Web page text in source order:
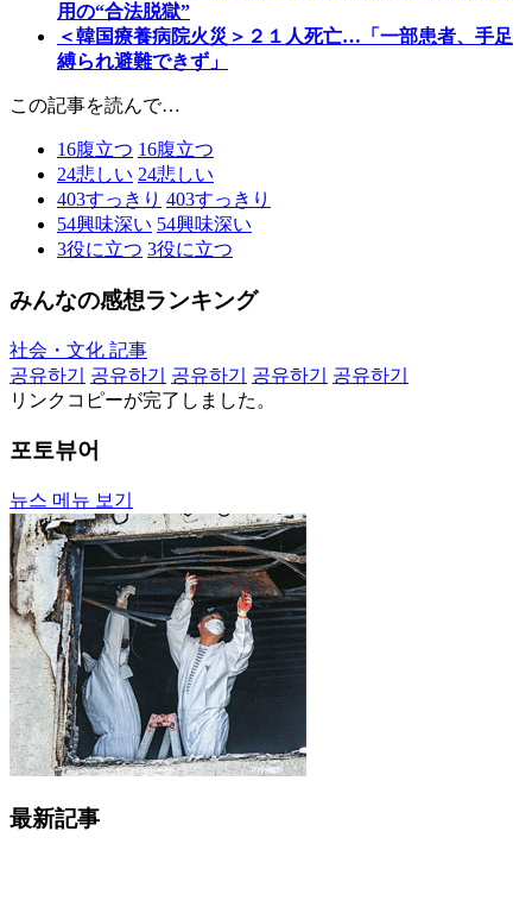
用の“合法脱獄”
＜韓国療養病院火災＞２１人死亡…「一部患者、手足
縛られ避難できず」
この記事を読んで…
16腹立つ 16腹立つ
24悲しい 24悲しい
403すっきり 403すっきり
54興味深い 54興味深い
3役に立つ 3役に立つ
みんなの感想ランキング
社会・文化 記事
공유하기
공유하기 공유하기 공유하기
공유하기
リンクコピーが完了しました。
포토뷰어
뉴스 메뉴 보기
最新記事